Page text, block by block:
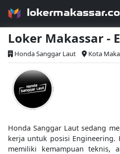
Loker Makassar -
Honda Sanggar Laut Kota
Honda Sanggar Laut sedang
kerja untuk posisi Engineering.
memiliki kemampuan teknis,